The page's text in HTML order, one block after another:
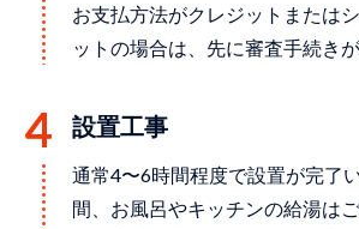
お支払方法がクレジットまたは
ットの場合は、先に審査手続き
設置⼯事
通常4〜6時間程度で設置が完了
間、お⾵呂やキッチンの給湯は